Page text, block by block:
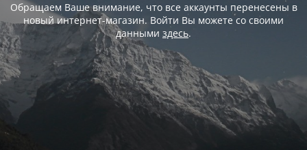
Обращаем Ваше внимание, что все аккаунты перенесены в
новый интернет-магазин. Войти Вы можете со своими
данными здесь.